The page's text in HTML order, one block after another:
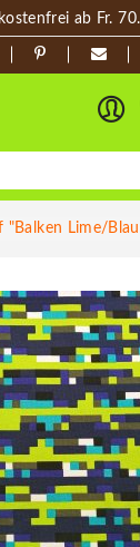
ab Fr.
"Balken Lime/